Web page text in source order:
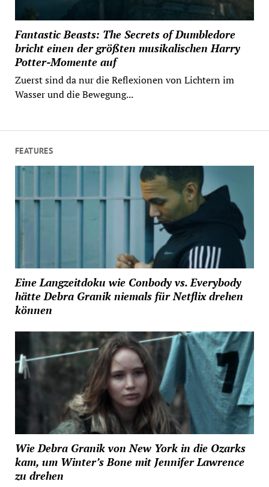
Fantastic Beasts: The Secrets of Dumbledore
bricht einen der größten musikalischen Harry
Potter-Momente auf
Zuerst sind da nur die Reflexionen von Lichtern im
Wasser und die Bewegung...
FEATURES
Eine Langzeitdoku wie Conbody vs. Everybody
hätte Debra Granik niemals für Netflix drehen
können
Wie Debra Granik von New York in die Ozarks
kam, um Winter’s Bone mit Jennifer Lawrence
zu drehen